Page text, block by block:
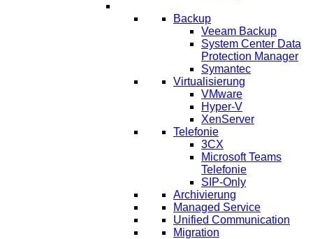
Backup
Veeam Backup
System Center Data
Protection Manager
Symantec
Virtualisierung
VMware
Hyper-V
XenServer
Telefonie
3CX
Microsoft Teams
Telefonie
SIP-Only
Archivierung
Managed Service
Unified Communication
Migration